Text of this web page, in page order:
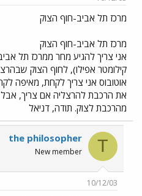
ך
מרכז תל אביב-חוף הצוק
מרכז תל אביב-חוף הצוק
אני צריך להגיע מחר ממרכז תל
קילומטר אפילו), לחוף הצוק
אוטובוס אני צריך לקחת, מאיפה
את הרכבת להרצליה אם צריך, אבל
מהרכבת לצוק. תודה, דניאל
T
the philosopher
New member
10/12/03